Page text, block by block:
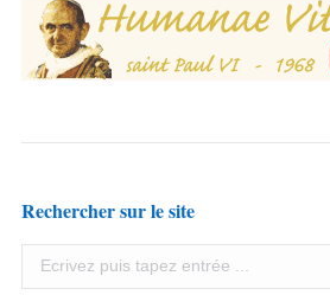
Rechercher sur le site
Search: